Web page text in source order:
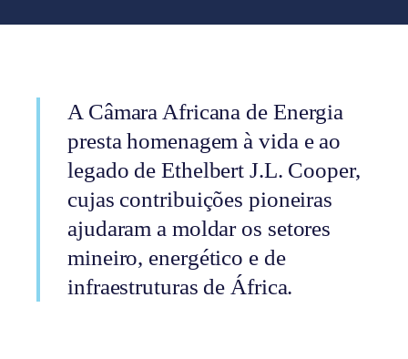
A Câmara Africana de Energia
presta homenagem à vida e ao
legado de Ethelbert J.L. Cooper,
cujas contribuições pioneiras
ajudaram a moldar os setores
mineiro, energético e de
infraestruturas de África.